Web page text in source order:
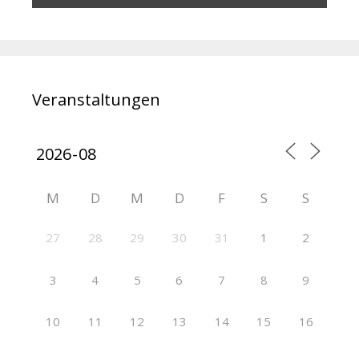
Veranstaltungen
M D M D F S S
27 28 29 30 31 1 2
3 4 5 6 7 8 9
10 11 12 13 14 15 16